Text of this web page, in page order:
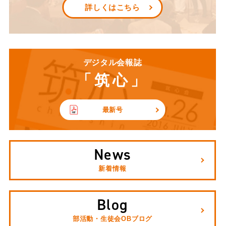
詳しくはこちら
デジタル会報誌
「筑心」
最新号
News
新着情報
Blog
部活動・生徒会OBブログ